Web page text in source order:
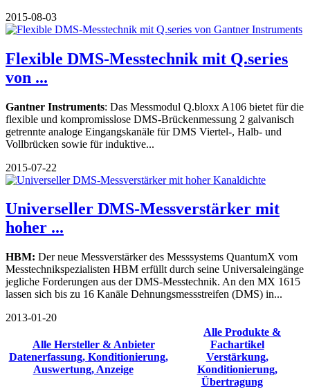
2015-08-03
Flexible DMS-Messtechnik mit Q.series
von ...
Gantner Instruments: Das Messmodul Q.bloxx A106 bietet für die
flexible und kompromisslose DMS-Brückenmessung 2 galvanisch
getrennte analoge Eingangskanäle für DMS Viertel-, Halb- und
Vollbrücken sowie für induktive...
2015-07-22
Universeller DMS-Messverstärker mit
hoher ...
HBM: Der neue Messverstärker des Messsystems QuantumX vom
Messtechnikspezialisten HBM erfüllt durch seine Universaleingänge
jegliche Forderungen aus der DMS-Messtechnik. An den MX 1615
lassen sich bis zu 16 Kanäle Dehnungsmessstreifen (DMS) in...
2013-01-20
Alle Hersteller & Anbieter
Datenerfassung, Konditionierung,
Auswertung, Anzeige
Alle Produkte &
Fachartikel
Verstärkung,
Konditionierung,
Übertragung